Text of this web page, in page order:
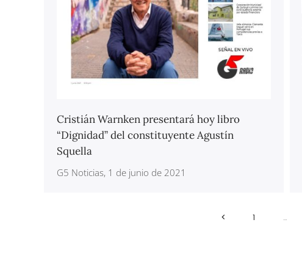
Cristián Warnken presentará hoy libro
“Dignidad” del constituyente Agustín
Squella
G5 Noticias, 1 de junio de 2021
1 …